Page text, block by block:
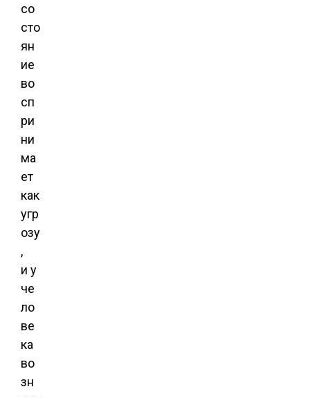
со
сто
ян
ие
во
сп
ри
ни
ма
ет
как
угр
озу
,
и у
че
ло
ве
ка
во
зн